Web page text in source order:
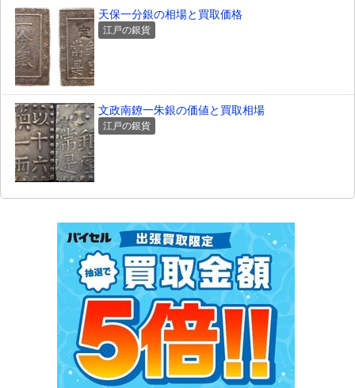
天保一分銀の相場と買取価格
江戸の銀貨
文政南鐐一朱銀の価値と買取相場
江戸の銀貨